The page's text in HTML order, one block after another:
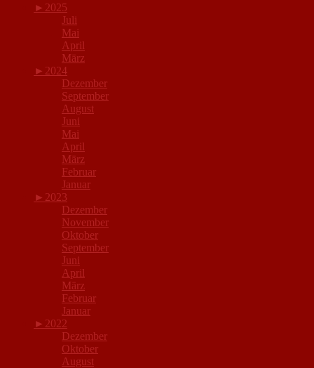
► 2025
Juli
Mai
April
März
► 2024
Dezember
September
August
Juni
Mai
April
März
Februar
Januar
► 2023
Dezember
November
Oktober
September
Juni
April
März
Februar
Januar
► 2022
Dezember
Oktober
August